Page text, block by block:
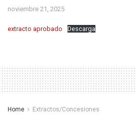
noviembre 21, 2025
extracto aprobado Descarga
Home Extractos/Concesiones